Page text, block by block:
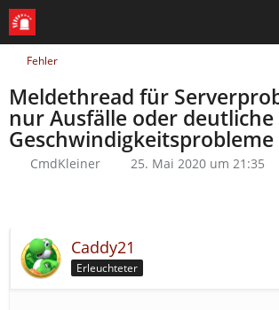
Fehler
Meldethread für
nur Ausfälle oder deutliche
CmdKleiner 25. Mai 2020 um 21:35
Caddy21
Erleuchteter